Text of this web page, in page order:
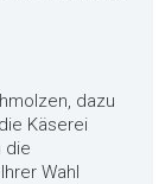
dazu
Käserei
die
Wahl